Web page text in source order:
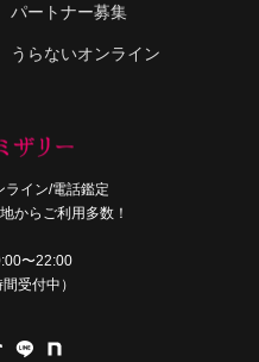
パートナー募集
うらないオンライン
ライン/電話鑑定
からご利用多数！
〜22:00
受付中）